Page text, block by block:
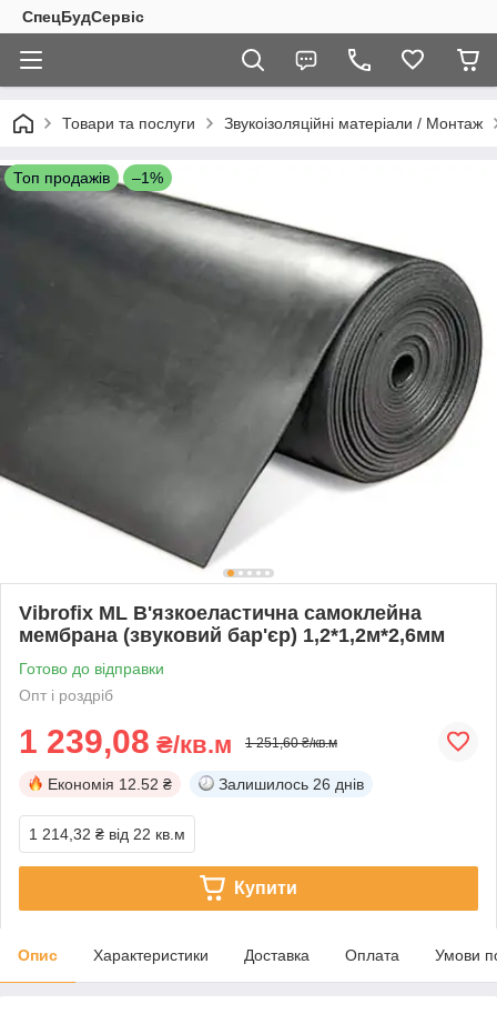
СпецБудСервіс
Товари та послуги Звукоізоляційні матеріали / Монтаж
Топ продажів –1%
Vibrofix ML В'язкоеластична самоклейна
мембрана (звуковий бар'єр) 1,2*1,2м*2,6мм
Готово до відправки
Опт і роздріб
1 239,08 ₴/кв.м 1 251,60 ₴/кв.м
Економія 12.52 ₴ Залишилось 26 днів
1 214,32 ₴ від 22 кв.м
Купити
Опис Характеристики Доставка Оплата Умови